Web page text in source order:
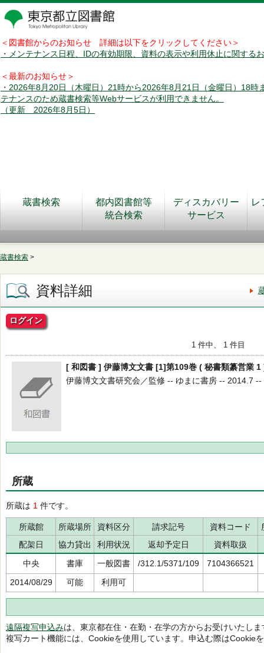
＜図書館からのお知らせ 詳細は以下をクリックしてください＞
・メンテナンス日程、IDの有効期限、資料の表示や利用休止に関する
＜最新のお知らせ＞
・2026年8月20日（木曜日）21時から2026年8月21日（金曜日）18時
テナンスのため蔵書検索等Webサービスが利用できません。
（更新 2026年8月5日）
蔵書検索
都内図書館等
統合検索
ディスカバリー
サービス
レ
蔵書検索 >
資料詳細
ログイン
1 件中、 1 件目
[ 和図書 ] 伊藤博文文書 [1]第109巻 ( 秘書類纂営業 1
伊藤博文文書研究会／監修 -- ゆまに書房 -- 2014.7 --
所蔵
所蔵は 1 件です。
所蔵館 所蔵場所 資料区分 請求記号 資料コード
配架日
協力貸出 利用状況 返却予定日
資料取扱
中央
書庫 一般図書 /312.1/5371/109
7104366521
2014/08/29
可能 利用可
遠隔複写申込みは、東京都在住・在勤・在学の方からお受けいたしま
複写カート機能には、Cookieを使用しています。申込む際はCookie